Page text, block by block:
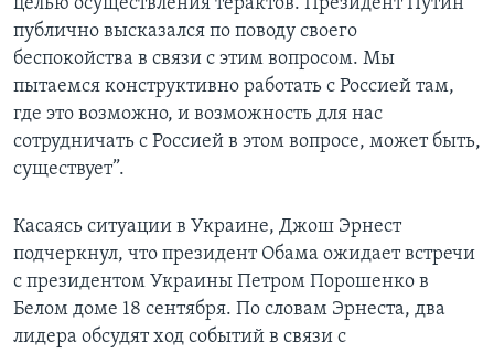
целью осуществления терактов. Президент Путин
публично высказался по поводу своего
беспокойства в связи с этим вопросом. Мы
пытаемся конструктивно работать с Россией там,
где это возможно, и возможность для нас
сотрудничать с Россией в этом вопросе, может быть,
существует”.
Касаясь ситуации в Украине, Джош Эрнест
подчеркнул, что президент Обама ожидает встречи
с президентом Украины Петром Порошенко в
Белом доме 18 сентября. По словам Эрнеста, два
лидера обсудят ход событий в связи с